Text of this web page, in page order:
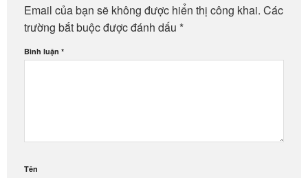
Email của bạn sẽ không được hiển thị công khai. Các
trường bắt buộc được đánh dấu *
Bình luận *
Tên